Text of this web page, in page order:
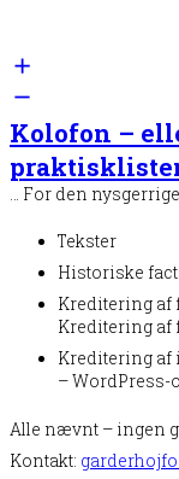
Kolofon –
… For den
Tekster
Historiske
Kreditering af
Kreditering af
Kreditering af
–
Alle nævnt – ingen
Kontakt: